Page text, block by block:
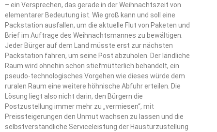
– ein Versprechen, das gerade in der Weihnachtszeit von
elementarer Bedeutung ist. Wie groß kann und soll eine
Packstation ausfallen, um die aktuelle Flut von Paketen und
Brief im Auftrage des Weihnachtsmannes zu bewältigen.
Jeder Bürger auf dem Land müsste erst zur nächsten
Packstation fahren, um seine Post abzuholen. Der ländliche
Raum wird ohnehin schon stiefmütterlich behandelt, ein
pseudo-technologisches Vorgehen wie dieses würde dem
ruralen Raum eine weitere höhnische Abfuhr erteilen. Die
Lösung liegt also nicht darin, den Bürgern die
Postzustellung immer mehr zu „vermiesen“, mit
Preissteigerungen den Unmut wachsen zu lassen und die
selbstverständliche Serviceleistung der Haustürzustellung